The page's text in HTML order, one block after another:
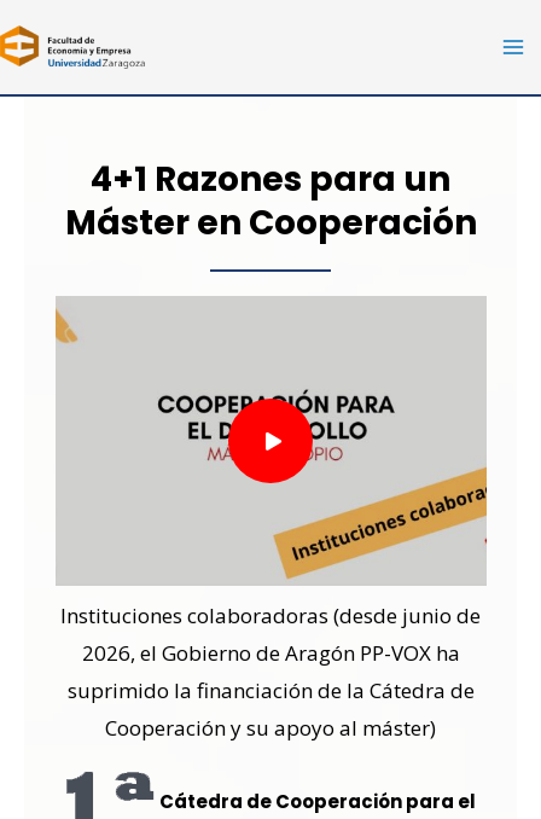
al
contenido
4+1 Razones para un
Máster en Cooperación
Instituciones colaboradoras (desde junio de
2026, el Gobierno de Aragón PP-VOX ha
suprimido la financiación de la Cátedra de
Cooperación y su apoyo al máster)
Cátedra de Cooperación para el